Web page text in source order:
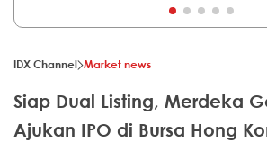
IDX Channel Market news
Siap Dual Listing, Merdeka
Ajukan IPO di Bursa Hong